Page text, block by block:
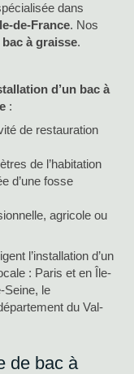
dans
de-France. Nos
bac à graisse.
d’un bac à
:
de restauration
de l’habitation
d’une fosse
agricole ou
l’installation d’un
: Paris et en Île-
Seine, le
du Val-
de bac à